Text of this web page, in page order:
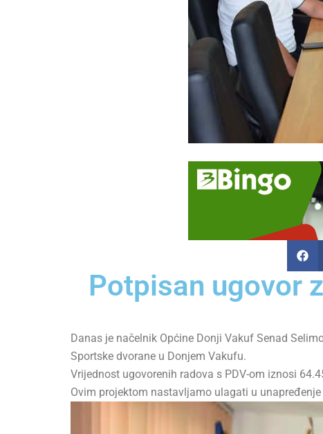
Potpisan ugovor
Danas je načelnik Općine Donji Vakuf Senad
Sportske dvorane u Donjem Vakufu.
Vrijednost ugovorenih radova s PDV-om iznosi
Ovim projektom nastavljamo ulagati u